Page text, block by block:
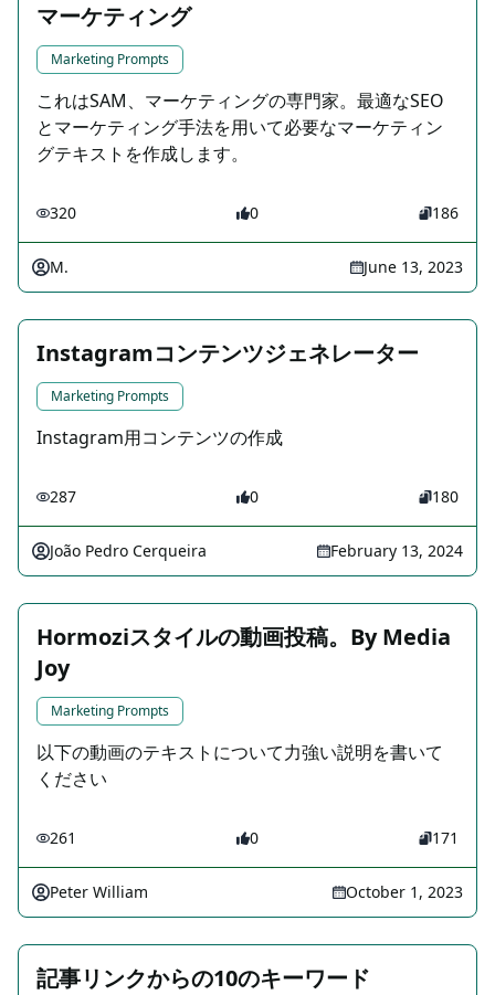
マーケティング
Marketing Prompts
これはSAM、マーケティングの専門家。最適なSEO
とマーケティング手法を用いて必要なマーケティン
グテキストを作成します。
320 0 186
M. June 13, 2023
Instagramコンテンツジェネレーター
Marketing Prompts
Instagram用コンテンツの作成
287 0 180
João Pedro Cerqueira February 13, 2024
Hormoziスタイルの動画投稿。By Media
Joy
Marketing Prompts
以下の動画のテキストについて力強い説明を書いて
ください
261 0 171
Peter William October 1, 2023
記事リンクからの10のキーワード